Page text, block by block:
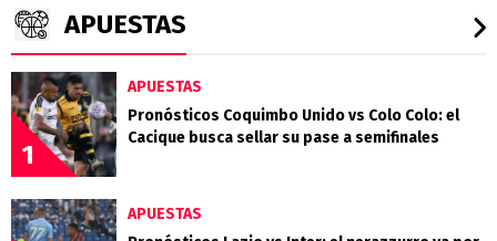
APUESTAS
1
APUESTAS
Pronósticos Coquimbo Unido vs Colo Colo: el
Cacique busca sellar su pase a semifinales
APUESTAS